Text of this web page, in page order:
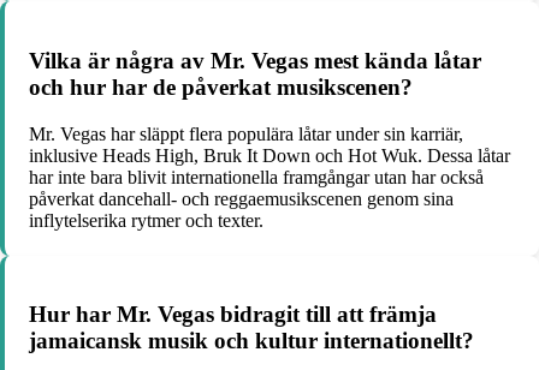
Vilka är några av Mr. Vegas mest kända låtar
och hur har de påverkat musikscenen?
Mr. Vegas har släppt flera populära låtar under sin karriär,
inklusive Heads High, Bruk It Down och Hot Wuk. Dessa låtar
har inte bara blivit internationella framgångar utan har också
påverkat dancehall- och reggaemusikscenen genom sina
inflytelserika rytmer och texter.
Hur har Mr. Vegas bidragit till att främja
jamaicansk musik och kultur internationellt?